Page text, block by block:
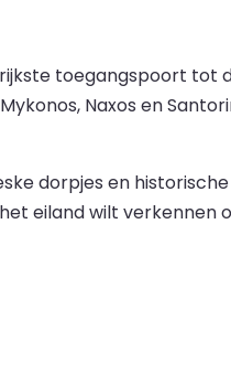
toegangspoort
Naxos en
dorpjes en
eiland wilt